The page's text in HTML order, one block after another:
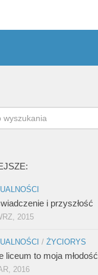
i przyszłość
2015
/ ŻYCIORYS
liceum to moja młodość
2016